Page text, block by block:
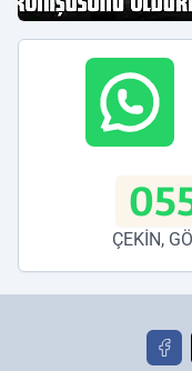
ÇEKİN,